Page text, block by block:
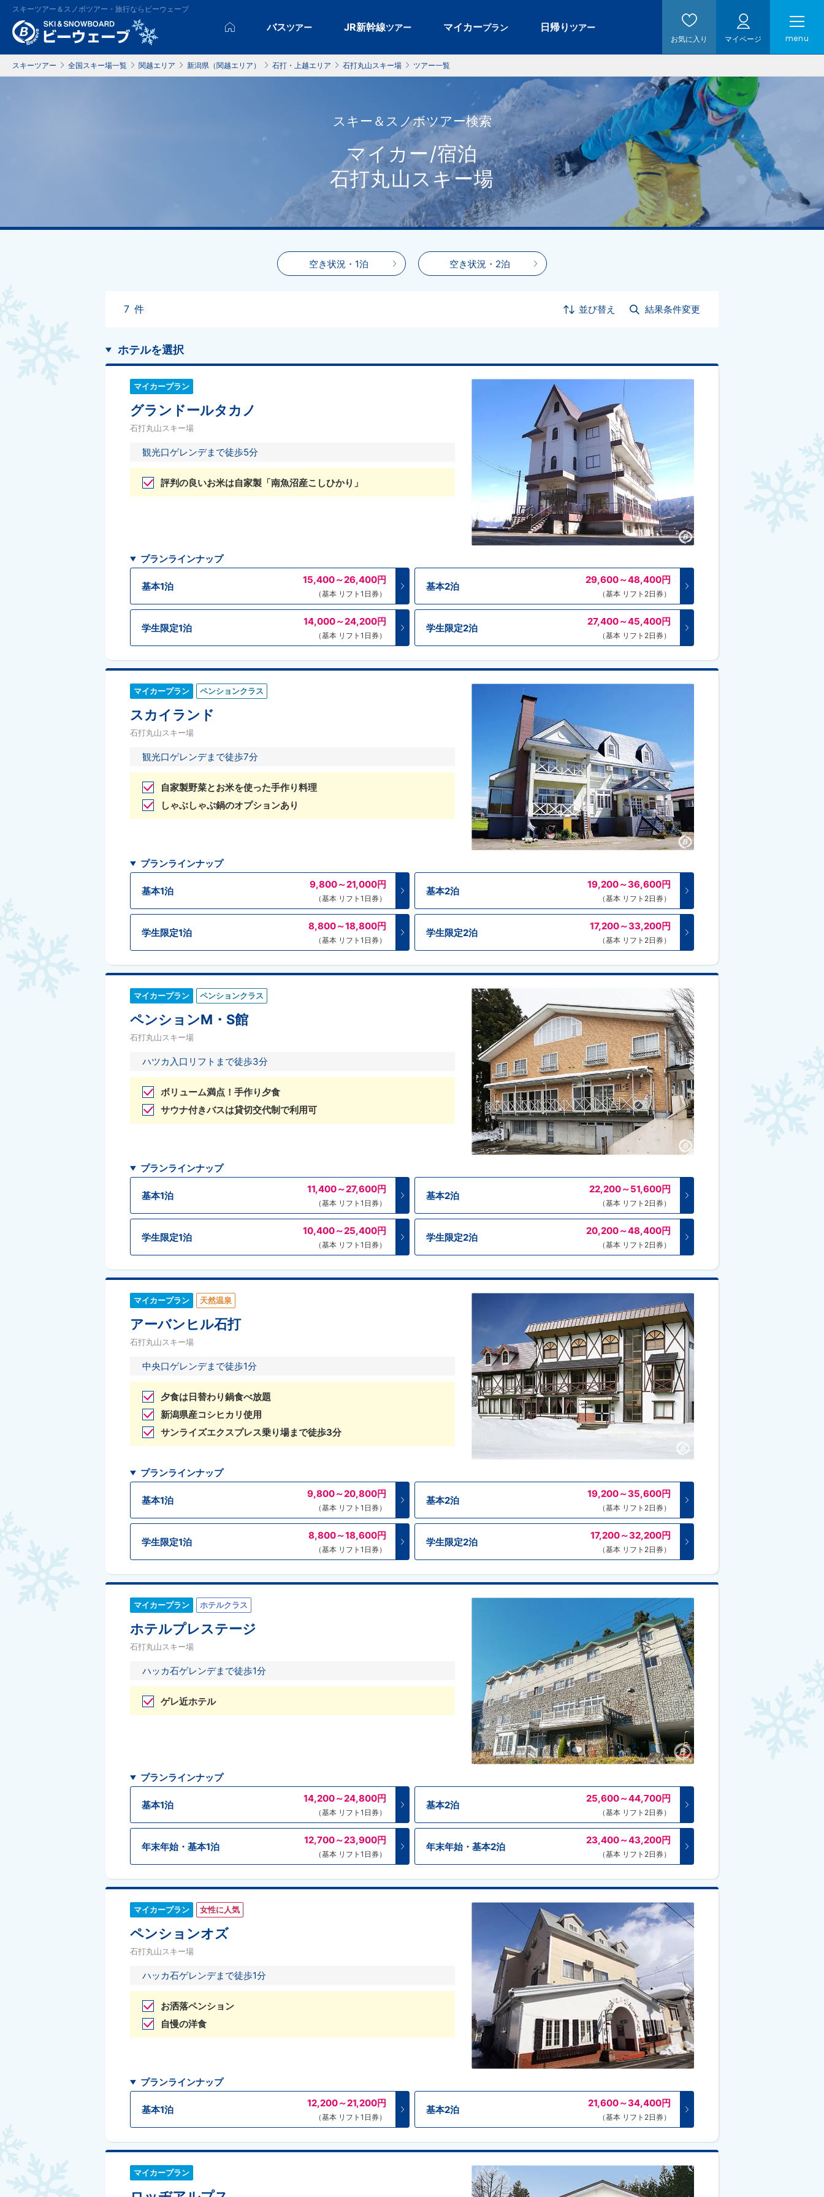
スキーツアー＆スノボツアー・旅行ならビーウェーブ
バスツアー JR新幹線ツアー マイカープラン 日帰り ツアー
お気に入り マイページ menu
スキーツアー 全国スキー場一覧 関越エリア 新潟県（関越エリア） 石打・上越エリア 石打丸山スキー場 ツアー一覧
スキー＆スノボツアー検索
マイカー/宿泊
石打丸山スキー場
空き状況・1泊 空き状況・2泊
7 件 並び替え 結果条件変更
ホテルを選択
マイカープラン
グランドールタカノ
石打丸山スキー場
観光口ゲレンデまで徒歩5分
評判の良いお米は自家製「南魚沼産こしひかり」
プランラインナップ
基本1泊
15,400～26,400円
（基本 リフト1日券）
基本2泊
29,600～48,400円
（基本 リフト2日券）
学生限定1泊
14,000～24,200円
（基本 リフト1日券）
学生限定2泊
27,400～45,400円
（基本 リフト2日券）
マイカープラン ペンションクラス
スカイランド
石打丸山スキー場
観光口ゲレンデまで徒歩7分
自家製野菜とお米を使った手作り料理
しゃぶしゃぶ鍋のオプションあり
プランラインナップ
基本1泊
9,800～21,000円
（基本 リフト1日券）
基本2泊
19,200～36,600円
（基本 リフト2日券）
学生限定1泊
8,800～18,800円
（基本 リフト1日券）
学生限定2泊
17,200～33,200円
（基本 リフト2日券）
マイカープラン ペンションクラス
ペンションM・S館
石打丸山スキー場
ハツカ入口リフトまで徒歩3分
ボリューム満点！手作り夕食
サウナ付きバスは貸切交代制で利用可
プランラインナップ
基本1泊
11,400～27,600円
（基本 リフト1日券）
基本2泊
22,200～51,600円
（基本 リフト2日券）
学生限定1泊
10,400～25,400円
（基本 リフト1日券）
学生限定2泊
20,200～48,400円
（基本 リフト2日券）
マイカープラン 天然温泉
アーバンヒル石打
石打丸山スキー場
中央口ゲレンデまで徒歩1分
夕食は日替わり鍋食べ放題
新潟県産コシヒカリ使用
サンライズエクスプレス乗り場まで徒歩3分
プランラインナップ
基本1泊
9,800～20,800円
（基本 リフト1日券）
基本2泊
19,200～35,600円
（基本 リフト2日券）
学生限定1泊
8,800～18,600円
（基本 リフト1日券）
学生限定2泊
17,200～32,200円
（基本 リフト2日券）
マイカープラン ホテルクラス
ホテルプレステージ
石打丸山スキー場
ハッカ石ゲレンデまで徒歩1分
ゲレ近ホテル
プランラインナップ
基本1泊
14,200～24,800円
（基本 リフト1日券）
基本2泊
25,600～44,700円
（基本 リフト2日券）
年末年始・基本1泊
12,700～23,900円
（基本 リフト1日券）
年末年始・基本2泊
23,400～43,200円
（基本 リフト2日券）
マイカープラン 女性に人気
ペンションオズ
石打丸山スキー場
ハッカ石ゲレンデまで徒歩1分
お洒落ペンション
自慢の洋食
プランラインナップ
基本1泊
12,200～21,200円
（基本 リフト1日券）
基本2泊
21,600～34,400円
（基本 リフト2日券）
マイカープラン